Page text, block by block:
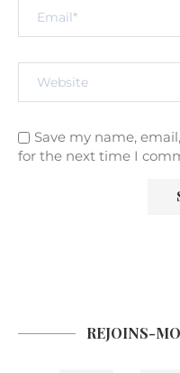
Save my name,
for the next time I
REJOINS-